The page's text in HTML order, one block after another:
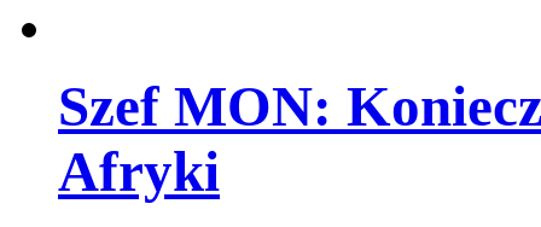
Szef MON:
Afryki